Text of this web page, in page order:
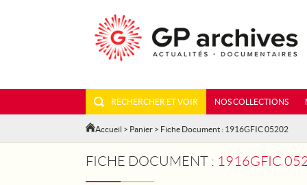
RECHERCHER ET VOIR NOS COLLECTIONS
Accueil > Panier > Fiche Document : 1916GFIC 05202
FICHE DOCUMENT : 1916GFIC